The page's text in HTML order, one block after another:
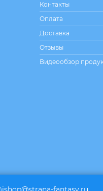
Контакты
Оплата
Доставка
Отзывы
Видеообзор